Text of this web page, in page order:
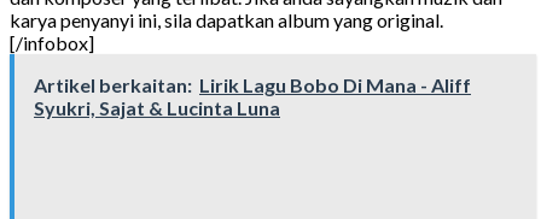
karya penyanyi ini, sila dapatkan album yang original.
[/infobox]
Artikel berkaitan: Lirik Lagu Bobo Di Mana - Aliff
Syukri, Sajat & Lucinta Luna